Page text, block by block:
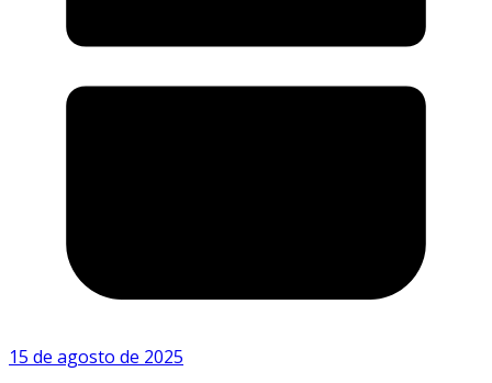
15 de agosto de 2025